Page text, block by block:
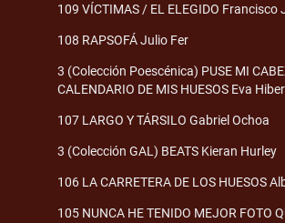
109 VÍCTIMAS / EL ELEGIDO Francisco
108 RAPSOFÁ Julio Fer
3 (Colección Poescénica) PUSE MI
CALENDARIO DE MIS HUESOS Eva
107 LARGO Y TÁRSILO Gabriel Ochoa
3 (Colección GAL) BEATS Kieran Hurley
106 LA CARRETERA DE LOS HUESOS
105 NUNCA HE TENIDO MEJOR FOTO